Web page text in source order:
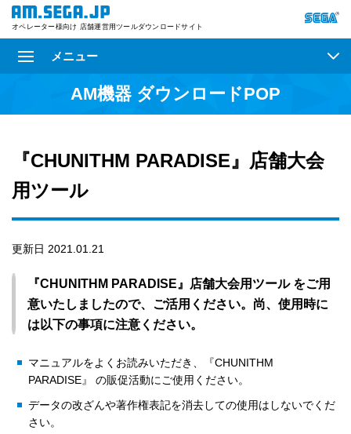
オペレーター様向け 店舗運営用ツールダウンロードサイト
メニュー
AM機器 ダウンロードPOP
『CHUNITHM PARADISE』店舗大会
用ツール
更新日 2021.01.21
『CHUNITHM PARADISE』店舗大会用ツール をご用
意いたしましたので、ご活用ください。尚、使用時に
は以下の事項に注意ください。
マニュアルをよくお読みいただき、『CHUNITHM
PARADISE』 の販促活動にご使用ください。
データの改ざんや著作権表記を消去しての使用はしないでくだ
さい。